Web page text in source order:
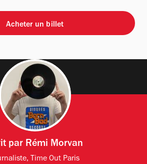
Acheter un billet
par Rémi Morvan
Time Out Paris